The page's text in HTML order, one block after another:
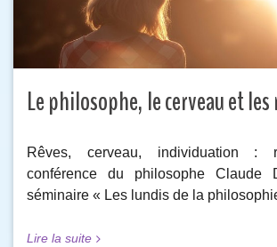
Le philosophe, le cerveau et les
Rêves, cerveau, individuation :
conférence du philosophe Claude
séminaire « Les lundis de la
Lire la suite